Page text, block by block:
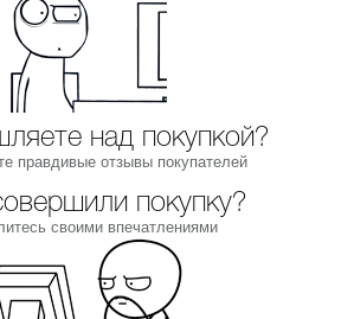
над покупкой?
правдивые отзывы покупателей
покупку?
своими впечатлениями